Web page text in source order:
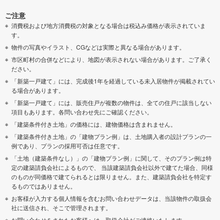
ご注意
消費税および地方消費税の対象となる場合は税込み価格が表示されていま
す。
物件の写真やイラスト、CGなどは実際と異なる場合があります。
市区町村の合併などにより、地図が表示されない場合があります。ご了承く
ださい。
「新築一戸建て」には、完成後1年を経過している未入居物件が掲載されてい
る場合があります。
「新築一戸建て」には、販売住戸が複数の物件は、全ての住戸に該当しない
項目もあります。各問い合わせ先にご確認ください。
「建築条件付き土地」の価格には、建物価格は含まれません。
「建築条件付き土地」の「建物プラン例」は、土地購入者の設計プランの一
例であり、プランの採用可否は任意です。
「土地（建築条件なし）」の「建物プラン例」に関して、そのプラン例は特
定の建築請負会社によるもので、 当該建築請負会社以外で建てた場合、同様
のものが同価格で建てられるとは限りません。また、建築請負会社を特定す
るものではありません。
お客様が入力する個人情報を含むお問い合わせデータは、当該物件の取扱会
社に送信され、そこで管理されます。